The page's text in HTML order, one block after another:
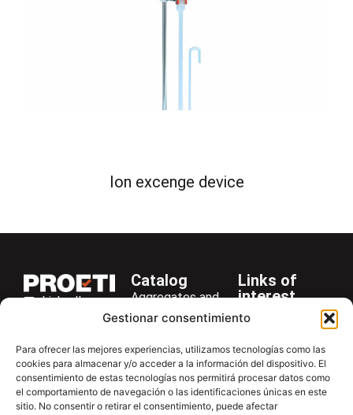
Gestionar consentimiento
Para ofrecer las mejores experiencias, utilizamos tecnologías como las
cookies para almacenar y/o acceder a la información del dispositivo. El
consentimiento de estas tecnologías nos permitirá procesar datos como
el comportamiento de navegación o las identificaciones únicas en este
sitio. No consentir o retirar el consentimiento, puede afectar
Ion excenge device
LinkedIn
+34 916 28
29 40
proetisa@proetisa.com
Ctra de
Algete, Av
Catalog
Aggregates and
Rocks
Asphalt
Cements
Concrete
Links of
interest
Company
News
Newsletter
Download